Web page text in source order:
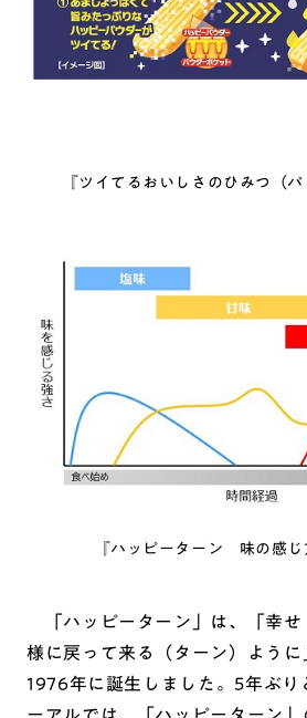
『ツイてるおいしさのひみつ（パ
『ハッピーターン 味の感じ
「ハッピーターン」は、「幸せ
様に戻って来る（ターン）ように
1976年に誕生しました。5年ぶり